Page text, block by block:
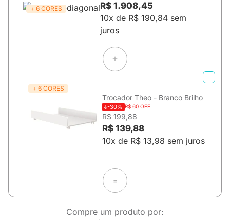
+ 6 CORES
R$ 1.908,45
10x de R$ 190,84 sem
juros
+ 6 CORES
Trocador Theo - Branco Brilho
-30% R$ 60 OFF
R$ 199,88
R$ 139,88
10x de R$ 13,98 sem juros
=
Compre um produto por: